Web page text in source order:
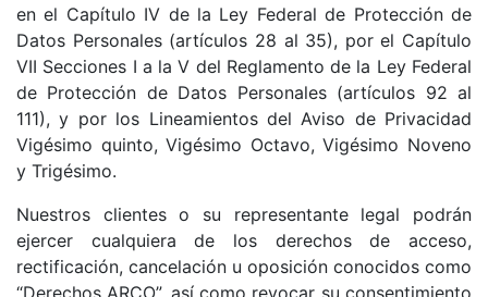
en el Capítulo IV de la Ley Federal de Protección de
Datos Personales (artículos 28 al 35), por el Capítulo
VII Secciones I a la V del Reglamento de la Ley Federal
de Protección de Datos Personales (artículos 92 al
111), y por los Lineamientos del Aviso de Privacidad
Vigésimo quinto, Vigésimo Octavo, Vigésimo Noveno
y Trigésimo.
Nuestros clientes o su representante legal podrán
ejercer cualquiera de los derechos de acceso,
rectificación, cancelación u oposición conocidos como
“Derechos ARCO”, así como revocar su consentimiento